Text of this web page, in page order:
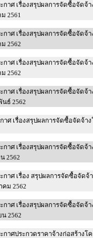
กาศ เรื่องสรุปผลการจัดซื้อจัดจ้
2561
กาศ เรื่องสรุปผลการจัดซื้อจัดจ้
2562
กาศ เรื่องสรุปผลการจัดซื้อจัดจ้
2562
กาศ เรื่องสรุปผลการจัดซื้อจัดจ้
ธ์ 2562
าศ เรื่องสรุปผลการจัดซื้อจัดจ้า
กาศ เรื่องสรุปผลการจัดซื้อจัดจ้
2562
กาศ เรื่อง สรุปผลการจัดซื้อจัดจ้
ม 2562
กาศ เรื่องสรุปผลการจัดซื้อจัดจ้
2562
กาศประกวดราคาจ้างก่อสร้างโ